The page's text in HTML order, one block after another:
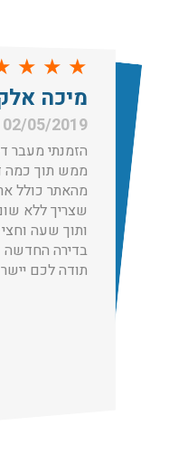
★
★
★
מיכה
02/05/2019
הזמנתי מעבר
ממש תוך כמה
מהאתר כולל
שצריך ללא
ותוך שעה
בדירה החדשה
תודה לכם
שצריך! פורטל
ברמה הגבוהה ביותר,
הובלות בתל
הובלות מנוף
שירותי הובלה עם
החל מהובלת תכולת
העברת פריטים כבדים